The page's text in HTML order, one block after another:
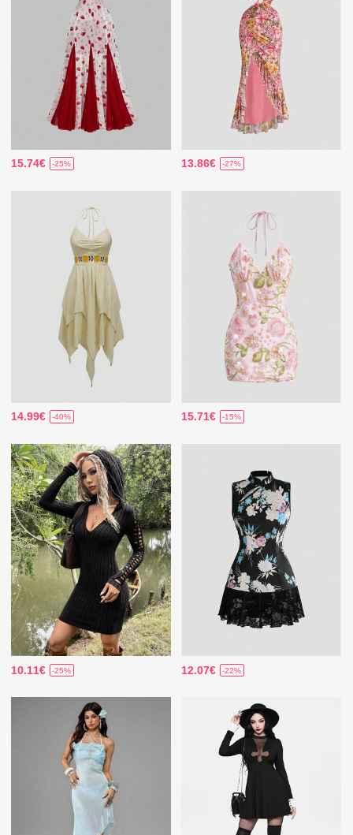
15.74€ -25% 13.86€ -27%
14.99€ -40% 15.71€ -15%
10.11€ -25% 12.07€ -22%